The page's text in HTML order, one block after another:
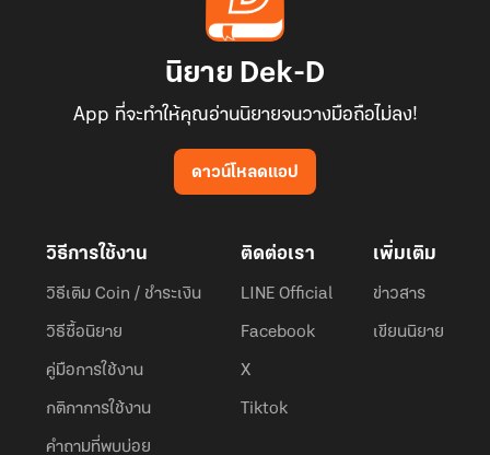
นิยาย Dek-D
App ที่จะทำให้คุณอ่านนิยายจนวางมือถือไม่ลง!
ดาวน์โหลดแอป
วิธีการใช้งาน
วิธีเติม Coin / ชำระเงิน
วิธีซื้อนิยาย
คู่มือการใช้งาน
กติกาการใช้งาน
คำถามที่พบบ่อย
ติดต่อเรา
LINE Official
Facebook
X
Tiktok
เพิ่มเติม
ข่าวสาร
เขียนนิยาย